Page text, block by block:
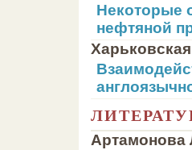
Некоторые
нефтяной
Артамонова